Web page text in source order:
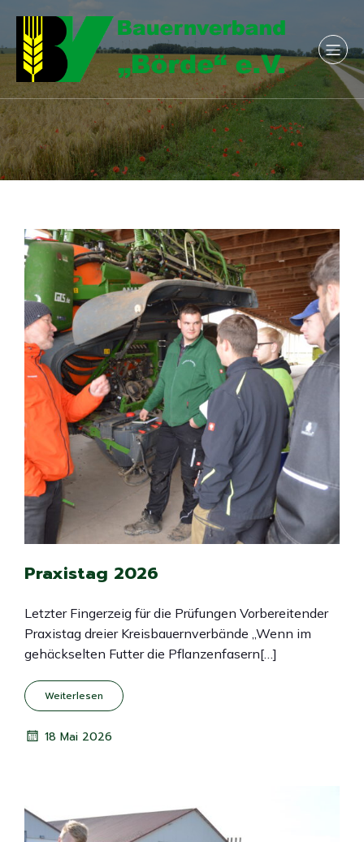
Praxistag 2026
Letzter Fingerzeig für die Prüfungen Vorbereitender
Praxistag dreier Kreisbauernverbände „Wenn im
gehäckselten Futter die Pflanzenfasern[…]
Weiterlesen
18 Mai 2026